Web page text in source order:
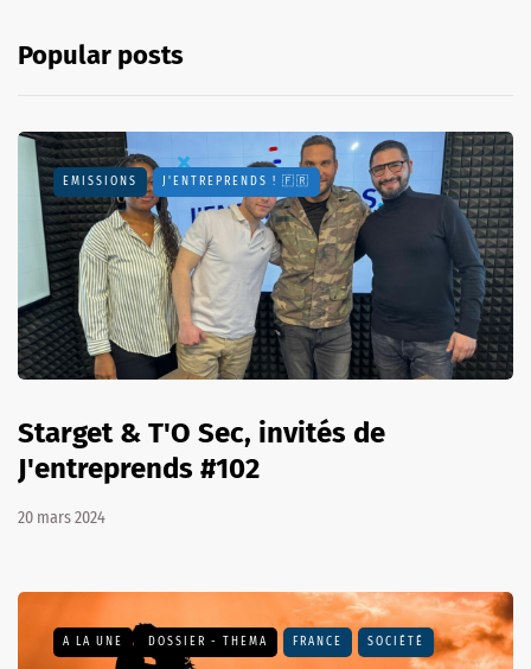
Popular posts
EMISSIONS J'ENTREPRENDS ! 🇫🇷
Starget & T'O Sec, invités de
J'entreprends #102
20 mars 2024
A LA UNE DOSSIER - THEMA FRANCE SOCIÉTÉ